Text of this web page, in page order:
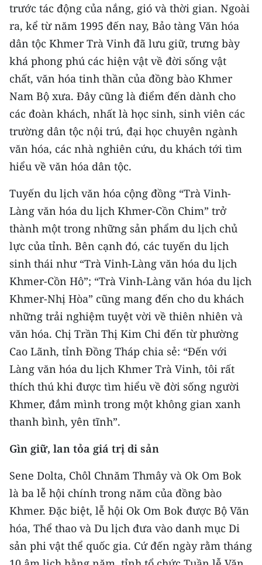
Infographic
TIN MỚI
TIN ĐỊA PHƯƠNG
Trung du và miền núi phía Bắc
Đồng bằng sông Hồng
Bắc Trung Bộ
Nguyên
Đông Nam Bộ
Đồng bằng sông Cửu Long
Chuyên trang Hà Nội
Chuyên trang TP. Hồ Chí Minh
CHUYÊN ĐỀ
CÁC CHUYÊN TRANG
VỀ BÁO NHÂN DÂN
THỜI NAY
NHÂN DÂN CUỐI TUẦN
NHÂN DÂN HẰNG THÁNG
MUA BÁO
ĐỌC BÁO IN
trước tác động của nắng, gió và thời gian. Ngoài
ra, kể từ năm 1995 đến nay, Bảo tàng Văn hóa
dân tộc Khmer Trà Vinh đã lưu giữ, trưng bày
khá phong phú các hiện vật về đời sống vật
chất, văn hóa tinh thần của đồng bào Khmer
Nam Bộ xưa. Đây cũng là điểm đến dành cho
các đoàn khách, nhất là học sinh, sinh viên các
trường dân tộc nội trú, đại học chuyên ngành
văn hóa, các nhà nghiên cứu, du khách tới tìm
hiểu về văn hóa dân tộc.
Tuyến du lịch văn hóa cộng đồng “Trà Vinh-
Làng văn hóa du lịch Khmer-Cồn Chim” trở
thành một trong những sản phẩm du lịch chủ
lực của tỉnh. Bên cạnh đó, các tuyến du lịch
sinh thái như “Trà Vinh-Làng văn hóa du lịch
Khmer-Cồn Hô”; “Trà Vinh-Làng văn hóa du lịch
Khmer-Nhị Hòa” cũng mang đến cho du khách
những trải nghiệm tuyệt vời về thiên nhiên và
văn hóa. Chị Trần Thị Kim Chi đến từ phường
Cao Lãnh, tỉnh Đồng Tháp chia sẻ: “Đến với
Làng văn hóa du lịch Khmer Trà Vinh, tôi rất
thích thú khi được tìm hiểu về đời sống người
Khmer, đắm mình trong một không gian xanh
thanh bình, yên tĩnh”.
Gìn giữ, lan tỏa giá trị di sản
Sene Dolta, Chôl Chnăm Thmây và Ok Om Bok
là ba lễ hội chính trong năm của đồng bào
Khmer. Đặc biệt, lễ hội Ok Om Bok được Bộ Văn
hóa, Thể thao và Du lịch đưa vào danh mục Di
sản phi vật thể quốc gia. Cứ đến ngày rằm tháng